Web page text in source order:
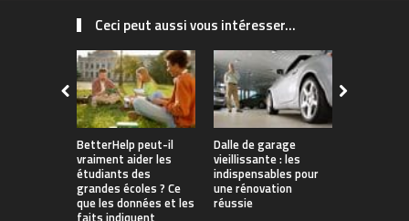
Ceci peut aussi vous intéresser...
BetterHelp peut-il
vraiment aider les
étudiants des
grandes écoles ? Ce
que les données et les
faits indiquent
Dalle de garage
vieillissante : les
indispensables pour
une rénovation
réussie